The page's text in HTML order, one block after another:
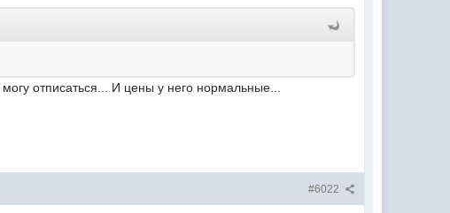
отписаться... И цены у него нормальные...
#6022